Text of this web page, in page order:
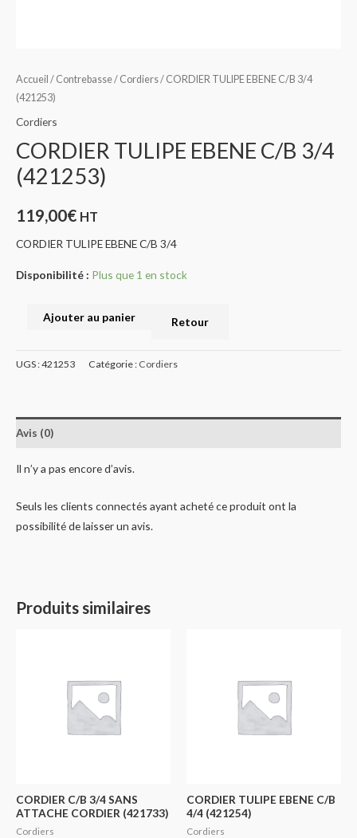
Accueil / Contrebasse/ Cordiers/ CORDIER TULIPE EBENE C/B 3/4
(421253)
Cordiers
CORDIER TULIPE EBENE C/B 3/4
(421253)
119,00€ HT
CORDIER TULIPE EBENE C/B 3/4
Disponibilité : Plus que 1 en stock
Ajouter au panier Retour
UGS :421253 Catégorie : Cordiers
Avis (0)
Il n’y a pas encore d’avis.
Seuls les clients connectés ayant acheté ce produit ont la
possibilité de laisser un avis.
Produits similaires
CORDIER C/B 3/4 SANS
ATTACHE CORDIER (421733)
Cordiers
CORDIER TULIPE EBENE C/B
4/4 (421254)
Cordiers